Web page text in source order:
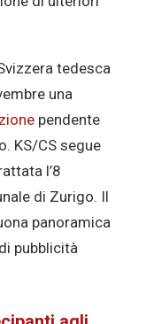
tedesca
una
pendente
KS/CS segue
l’8
di Zurigo. Il
panoramica
pubblicità